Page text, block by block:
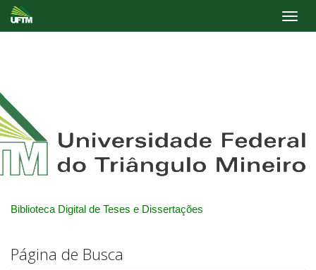
Biblioteca Digital de Teses e Dissertações
Página de Busca